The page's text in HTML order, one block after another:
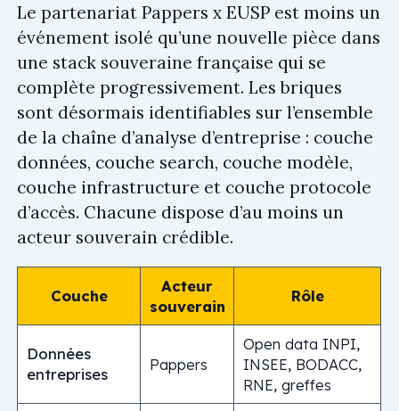
Le partenariat Pappers x EUSP est moins un
événement isolé qu’une nouvelle pièce dans
une stack souveraine française qui se
complète progressivement. Les briques
sont désormais identifiables sur l’ensemble
de la chaîne d’analyse d’entreprise : couche
données, couche search, couche modèle,
couche infrastructure et couche protocole
d’accès. Chacune dispose d’au moins un
acteur souverain crédible.
Couche
Acteur
souverain
Rôle
Données
entreprises
Pappers
Open data INPI,
INSEE, BODACC,
RNE, greffes